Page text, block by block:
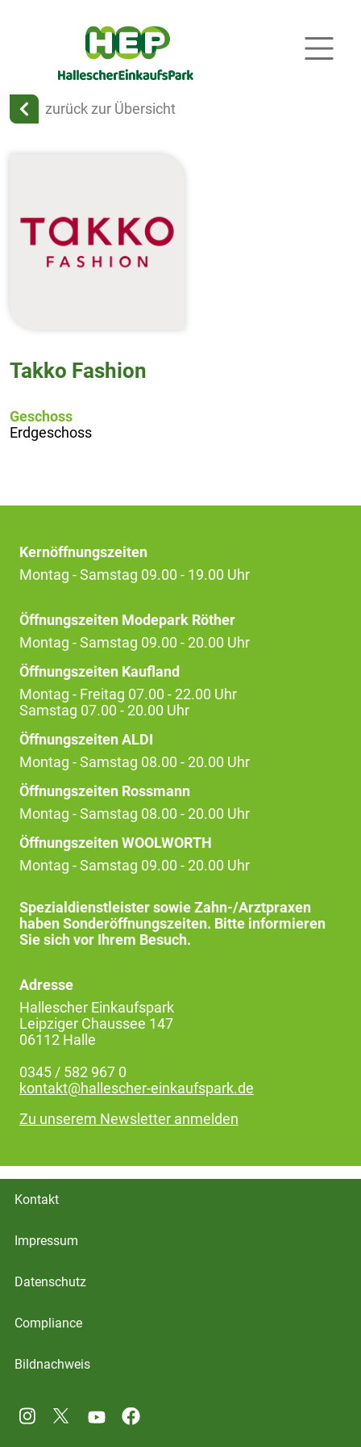
zurück zur Übersicht
Takko Fashion
Geschoss
Erdgeschoss
Kernöffnungszeiten
Montag - Samstag 09.00 - 19.00 Uhr
Öffnungszeiten Modepark Röther
Montag - Samstag 09.00 - 20.00 Uhr
Öffnungszeiten Kaufland
Montag - Freitag 07.00 - 22.00 Uhr
Samstag 07.00 - 20.00 Uhr
Öffnungszeiten ALDI
Montag - Samstag 08.00 - 20.00 Uhr
Öffnungszeiten Rossmann
Montag - Samstag 08.00 - 20.00 Uhr
Öffnungszeiten WOOLWORTH
Montag - Samstag 09.00 - 20.00 Uhr
Spezialdienstleister sowie Zahn-/Arztpraxen
haben Sonderöffnungszeiten. Bitte informieren
Sie sich vor Ihrem Besuch.
Adresse
Hallescher Einkaufspark
Leipziger Chaussee 147
06112 Halle
0345 / 582 967 0
kontakt@hallescher-einkaufspark.de
Zu unserem Newsletter anmelden
Kontakt
Impressum
Datenschutz
Compliance
Bildnachweis